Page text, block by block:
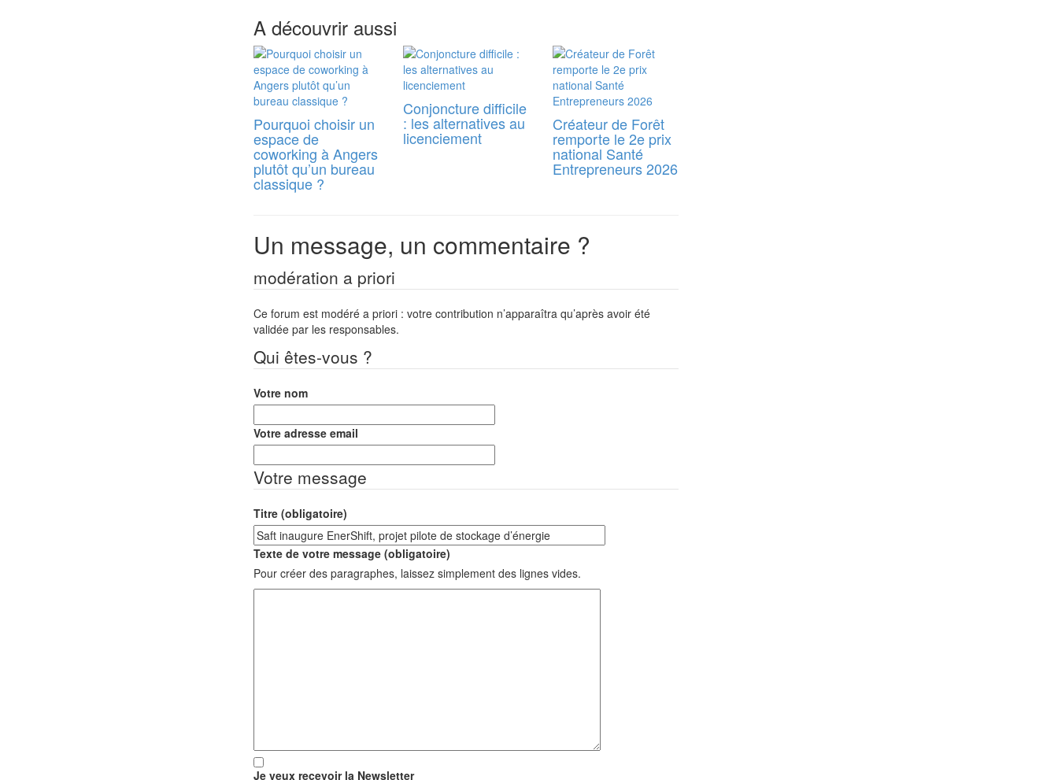
A découvrir aussi
Pourquoi choisir un
espace de
coworking à Angers
plutôt qu’un bureau
classique ?
Conjoncture difficile
: les alternatives au
licenciement
Créateur de Forêt
remporte le 2e prix
national Santé
Entrepreneurs 2026
Un message, un commentaire ?
modération a priori
Ce forum est modéré a priori : votre contribution n’apparaîtra qu’après avoir été
validée par les responsables.
Qui êtes-vous ?
Votre nom
Votre adresse email
Votre message
Titre (obligatoire)
Texte de votre message (obligatoire)
Pour créer des paragraphes, laissez simplement des lignes vides.
Je veux recevoir la Newsletter